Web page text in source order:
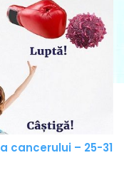
cancerului – 25-31